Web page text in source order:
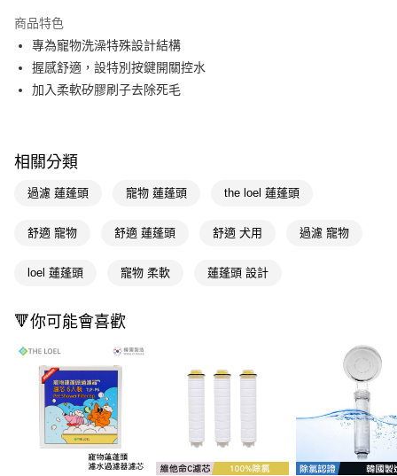
Apple Pay
街口支付
AFTEE先享後付
相關說明
AFTEE先享後付是「在收到商品之後才付款」的支付方式。 讓您購物簡單
２．便利：只要手機號碼，簡訊認證，即可結帳。
【「AFTEE先享後付」結帳流程】
結帳頁面，進行簡訊認證並確認金額後，即可完成結帳。
２．訂單成立數日內，您將收到繳費通知簡訊。
３．收到繳費通知簡訊後14天內，點擊此簡訊中的連結，可透過四大超商／
ATM／網路銀行／等多元方式進行付款，方視為交易完成。
※ 請注意：結帳手續完成當下不需立刻繳費，但若您需要取消訂單，請聯絡
購買商品的店家。未經商家同意取消之訂單仍視為有效，需透過AFTEE先享
後付繳納相關費用。
※ 交易是否成功請以「AFTEE先享後付 」之結帳頁面顯示為準，若有關於
運送方式
宅配(廠商直送🚚)
宅配(離島廠商直送🚚)
每筆NT$300
商品特色
專為寵物洗澡特殊設計結構
握感舒適，設特別按鍵開關控水
加入柔軟矽膠刷子去除死毛
相關分類
過濾 蓮蓬頭 寵物 蓮蓬頭 the loel 蓮蓬頭
舒適 寵物 舒適 蓮蓬頭 舒適 犬用 過濾 寵物
loel 蓮蓬頭 寵物 柔軟 蓮蓬頭 設計
🔻你可能會喜歡